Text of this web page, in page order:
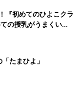
『初めてのひよこクラ
の授乳がうまくい
夏のトラブル 解決テ
たまひよ」